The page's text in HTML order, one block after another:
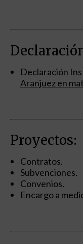
Declaración
Aranjuez en
Proyectos:
Contratos.
Subvenciones.
Convenios.
Encargo a